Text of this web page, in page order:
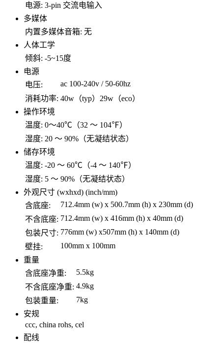
电源: 3-pin 交流电输入
多媒体
内置多媒体音箱: 无
人体工学
倾斜: -5~15度
电源
电压:
ac 100-240v / 50-60hz
消耗功率: 40w（typ）29w（eco）
操作环境
温度: 0～40℃（32 ～ 104℉）
湿度: 20 ～ 90%（无凝结状态）
储存环境
温度: -20 ～ 60℃（-4 ～ 140℉）
湿度: 5 ～ 90%（无凝结状态）
外观尺寸 (wxhxd) (inch/mm)
含底座:
712.4mm (w) x 500.7mm (h) x 230mm (d)
不含底座: 712.4mm (w) x 416mm (h) x 40mm (d)
包装尺寸: 776mm (w) x507mm (h) x 140mm (d)
壁挂:
100mm x 100mm
重量
含底座净重:
5.5kg
不含底座净重: 4.9kg
包装重量:
7kg
安规
ccc, china rohs, cel
配线